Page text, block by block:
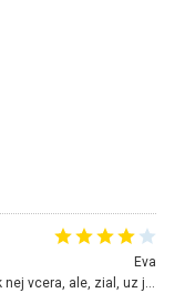
Eva
Hojdacka v Krpelanoch uz nie je, vysli sme si k nej vcera, ale, zial, uz je znicena. Ak sem planujete cestu len kvoli hojdacke, mozete si ju usetrit. Krasny vyhlad je tu vsak aj bez hojdacky :-)